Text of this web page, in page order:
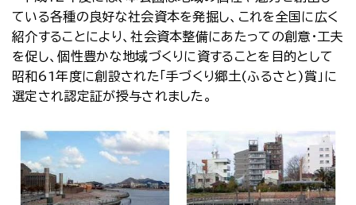
ている各種の良好な社会資本を発掘し、これを全国に広く
紹介することにより、社会資本整備にあたっての創意・工夫
を促し、個性豊かな地域づくりに資することを目的として
昭和61年度に創設された「手づくり郷土(ふるさと)賞」に
選定され認定証が授与されました。